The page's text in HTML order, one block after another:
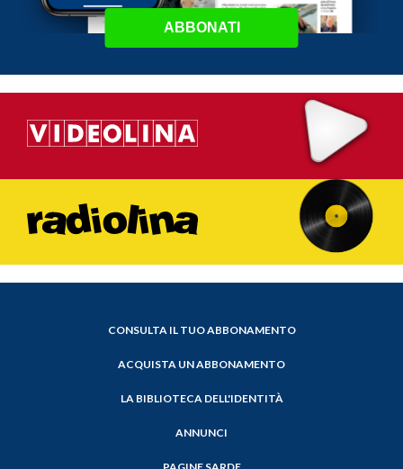
ABBONATI
CONSULTA IL TUO ABBONAMENTO
ACQUISTA UN ABBONAMENTO
LA BIBLIOTECA DELL'IDENTITÀ
ANNUNCI